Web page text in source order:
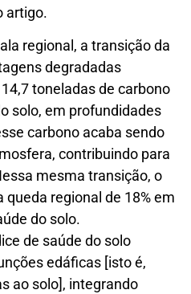
artigo.
regional, a transição da
degradadas
toneladas de carbono
solo, em profundidades
carbono acaba sendo
contribuindo para
mesma transição, o
regional de 18% em
do solo.
de saúde do solo
edáficas [isto é,
ao solo], integrando